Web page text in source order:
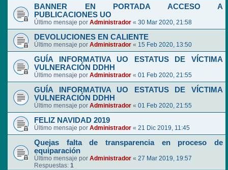
BANNER EN PORTADA ACCESO A
PUBLICACIONES UO
Último mensaje por Administrador « 30 Mar 2020, 21:58
DEVOLUCIONES EN CALIENTE
Último mensaje por Administrador « 15 Feb 2020, 13:50
GUÍA INFORMATIVA UO ESTATUS DE VÍCTIMA
VULNERACIÓN DDHH
Último mensaje por Administrador « 01 Feb 2020, 21:55
GUÍA INFORMATIVA UO ESTATUS DE VÍCTIMA
VULNERACIÓN DDHH
Último mensaje por Administrador « 01 Feb 2020, 21:55
FELIZ NAVIDAD 2019
Último mensaje por Administrador « 21 Dic 2019, 11:45
Quejas falta de transparencia en proceso de
equiparación
Último mensaje por Administrador « 27 Mar 2019, 19:57
Respuestas: 1